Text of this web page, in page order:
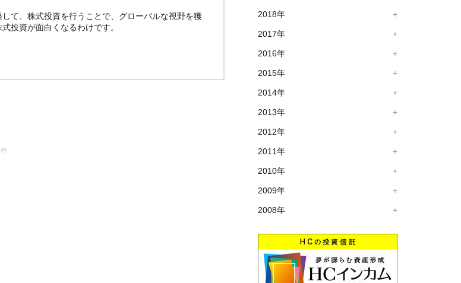
て、株式投資を行うことで、グローバルな視野を獲
投資が面白くなるわけです。
2018年
2017年
2016年
2015年
2014年
2013年
2012年
2011年
2010年
2009年
2008年